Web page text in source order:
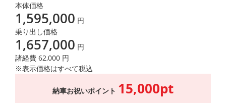
本体価格
1,595,000 円
乗り出し価格
1,657,000 円
諸経費 62,000 円
※表示価格はすべて税込
納車お祝いポイント 15,000pt